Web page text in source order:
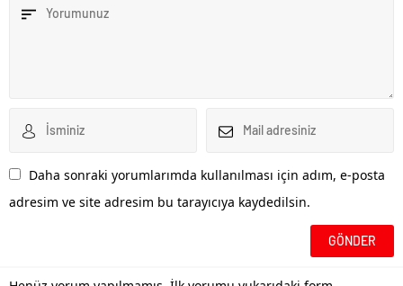
Daha sonraki yorumlarımda kullanılması için adım, e-posta
adresim ve site adresim bu tarayıcıya kaydedilsin.